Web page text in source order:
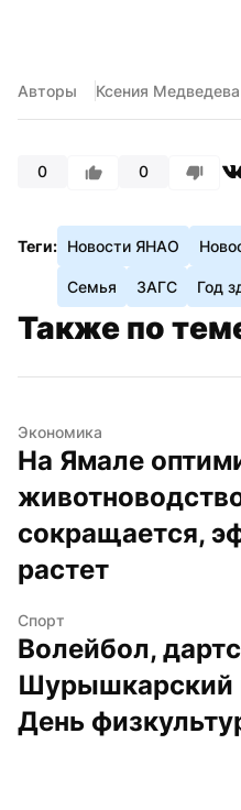
Авторы Ксения Медведева
0 0
Теги: Новости ЯНАО
Семья ЗАГС Год
Также по
Экономика
На Ямале
сокращается,
растет
Спорт
Волейбол,
Шурышкарский
День